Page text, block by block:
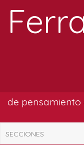
de
SECCIONES